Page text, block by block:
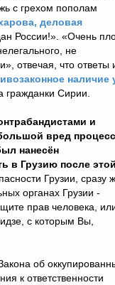
с грехом пополам
деловая
России!». «Очень
не
отвечая, что ответы
наличие
гражданки Сирии.
и
вред
нанесён
в Грузию после этой
Грузии, сразу
органах Грузии -
прав человека,
с которым Вы,
об
к ответственности